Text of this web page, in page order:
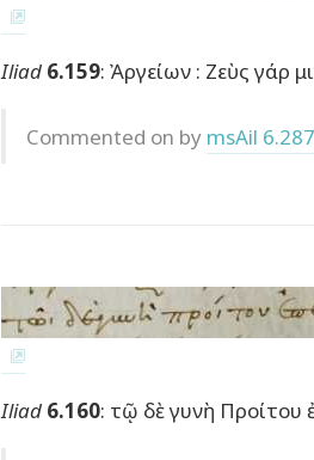
Iliad 6.159: Ἀργείων : Ζεὺς γάρ
Commented on by msAil 6.287
Iliad 6.160: τῷ δὲ γυνὴ Προίτου